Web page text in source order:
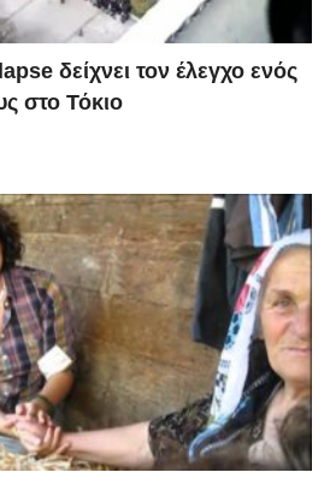
δείχνει τον έλεγχο ενός
στο Τόκιο